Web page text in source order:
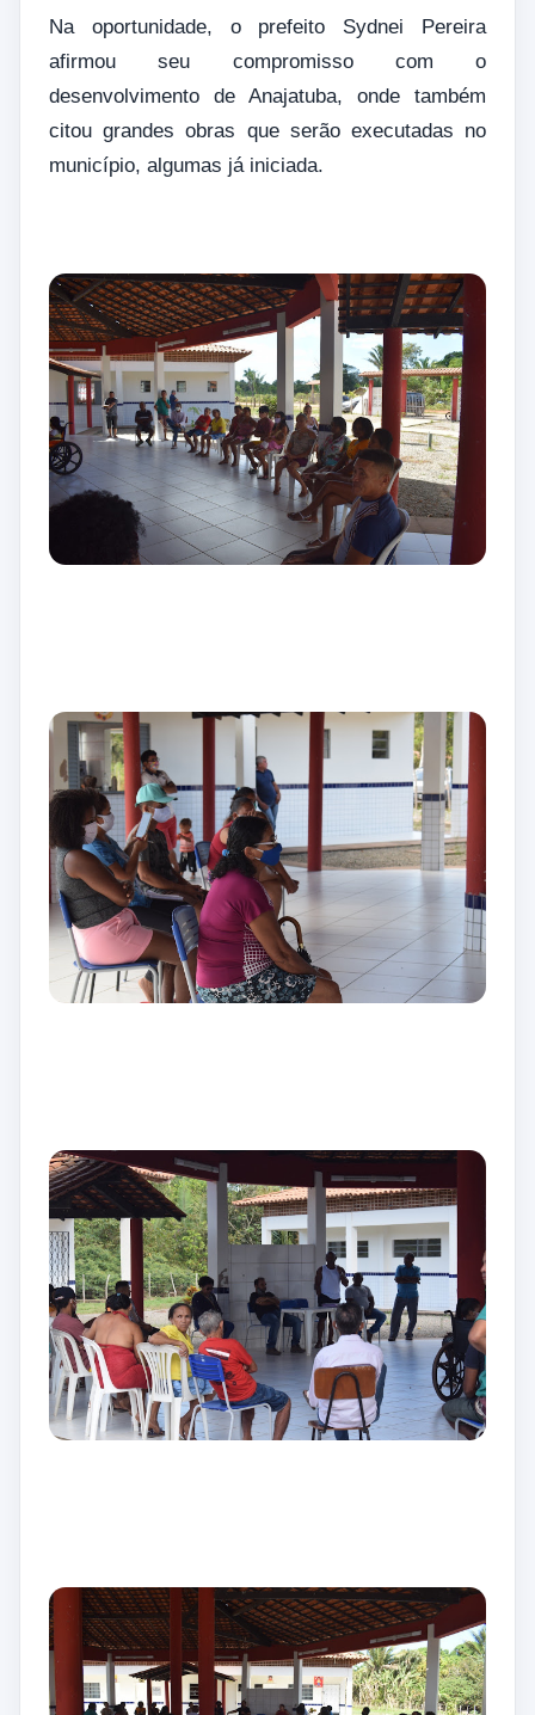
Na oportunidade, o prefeito Sydnei Pereira
afirmou seu compromisso com o
desenvolvimento de Anajatuba, onde também
citou grandes obras que serão executadas no
município, algumas já iniciada.